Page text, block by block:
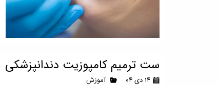
ست ترمیم کامپوزیت دندانپزشکی
۱۴ دی ۰۴
آموزش